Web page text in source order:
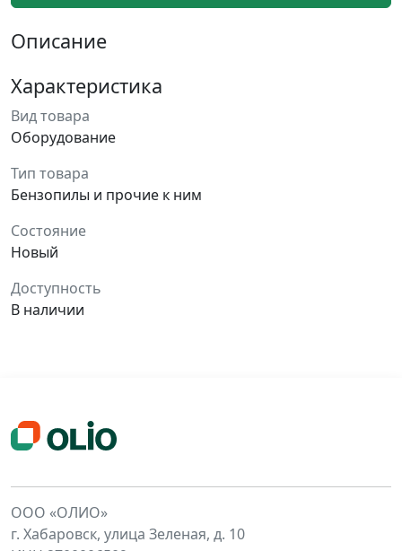
Описание
Характеристика
Вид товара
Оборудование
Тип товара
Бензопилы и прочие к ним
Состояние
Новый
Доступность
В наличии
ООО «ОЛИО»
г. Хабаровск, улица Зеленая, д. 10